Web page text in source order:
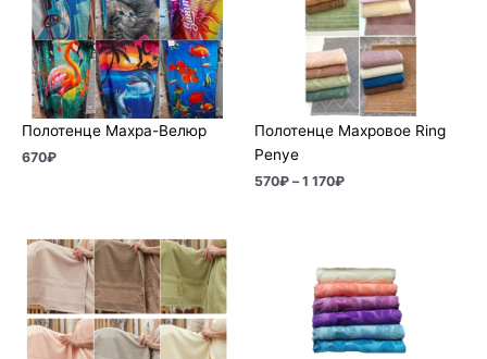
Полотенце Махра-Велюр
670₽
Полотенце Махровое Ring
Penye
570₽ – 1 170₽
–
1
170₽
Диапазон
цен:
190₽
–
1
230₽
360₽
–
780₽